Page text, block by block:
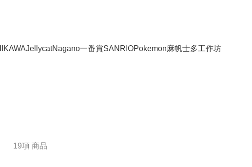
JellycatNagano一番賞SANRIOPokemon麻帆士多工作坊
19項 商品